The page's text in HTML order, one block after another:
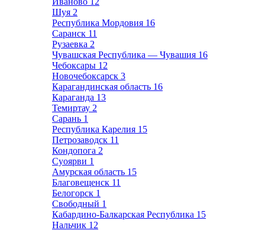
Шуя 2
Республика Мордовия 16
Саранск 11
Рузаевка 2
Чувашская Республика — Чувашия 16
Чебоксары 12
Новочебоксарск 3
Карагандинская область 16
Караганда 13
Темиртау 2
Сарань 1
Республика Карелия 15
Петрозаводск 11
Кондопога 2
Суоярви 1
Амурская область 15
Благовещенск 11
Белогорск 1
Свободный 1
Кабардино-Балкарская Республика 15
Нальчик 12